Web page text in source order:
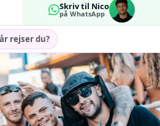
Skriv til Nico
på WhatsApp
rejser du?
OK